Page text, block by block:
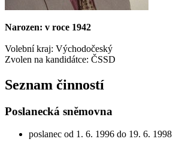
Narozen: v roce 1942
Volební kraj: Východočeský
Zvolen na kandidátce: ČSSD
Seznam činností
Poslanecká sněmovna
poslanec od 1. 6. 1996 do 19. 6. 1998